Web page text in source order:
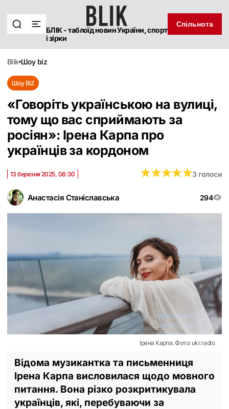
БЛІК - таблоїд новин України, спорт
і зірки
Спільнота
blik шоу biz
Шоу BIZ
«Говоріть українською на вулиці,
тому що вас сприймають за
росіян»: Ірена Карпа про
українців за кордоном
Анастасія Станіславська 294
13 березня 2025, 08:30 ★★★★★
★★★★★3 голоси
Ірена Карпа. Фото: ukr.radio
Відома музикантка та письменниця
Ірена Карпа висловилася щодо мовного
питання. Вона різко розкритикувала
українців, які, перебуваючи за